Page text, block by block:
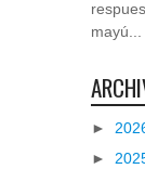
mayú...
►
►